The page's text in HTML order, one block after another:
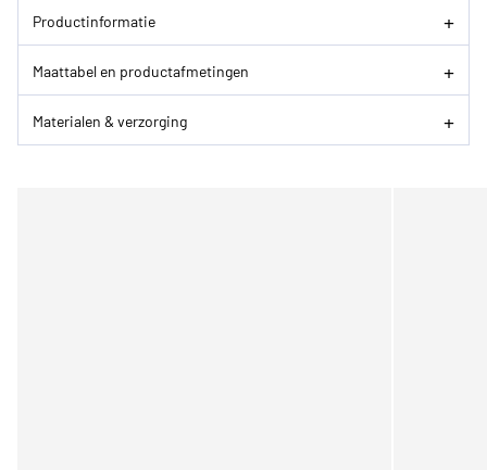
Productinformatie
Maattabel en productafmetingen
Materialen & verzorging